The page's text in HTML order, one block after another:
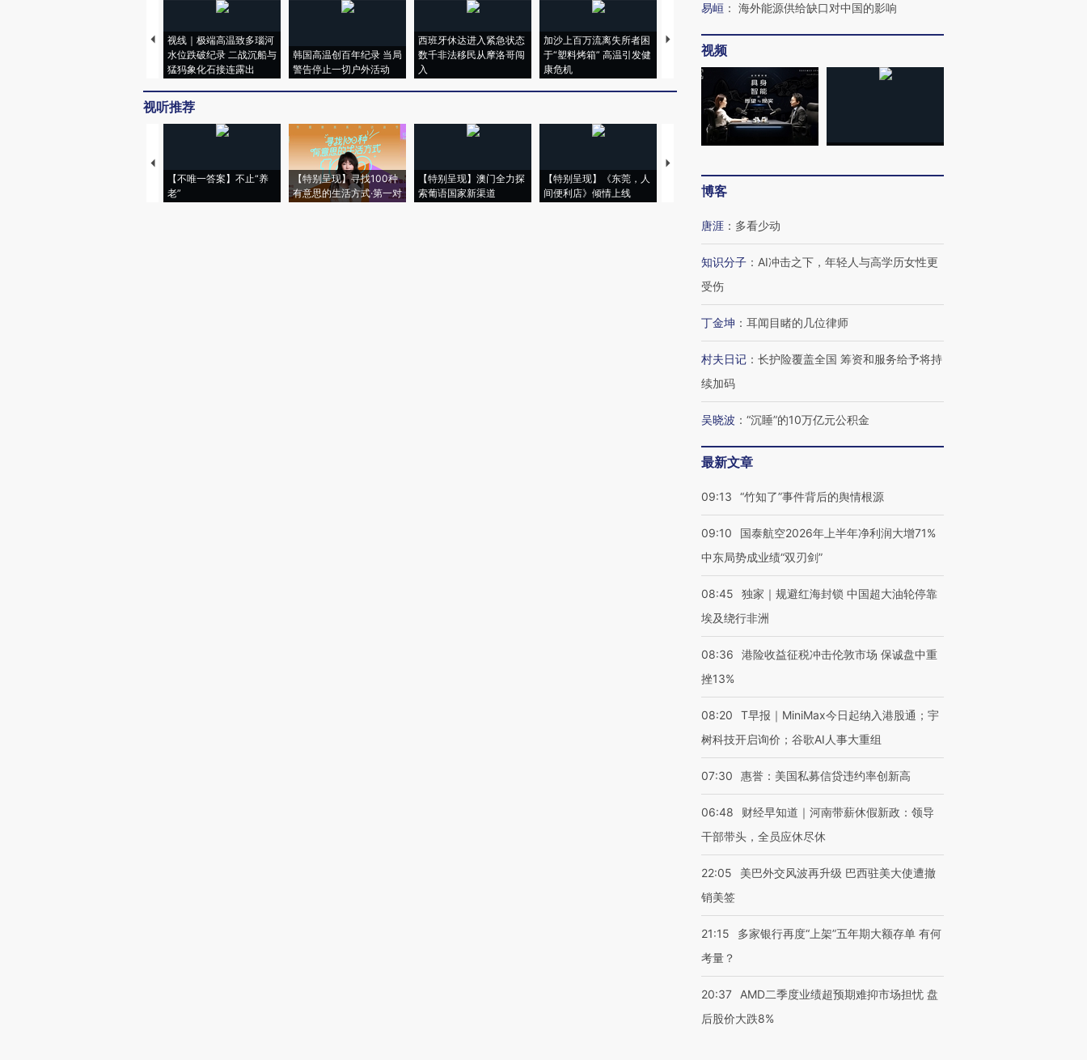
视线｜极端高温致多瑙河
水位跌破纪录 二战沉船与
猛犸象化石接连露出
韩国高温创百年纪录 当局
警告停止一切户外活动
西班牙休达进入紧急状态
数千非法移民从摩洛哥闯
入
加沙上百万流离失所者困
于“塑料烤箱” 高温引发健
康危机
马航飞行员跨国走私7万
粒摇头丸 尿检体内含3种
要防空导弹“救急”
13人遇难
视听推荐
【不唯一答案】不止“养
老”
【特别呈现】寻找100种
有意思的生活方式·第一对
【特别呈现】澳门全力探
索葡语国家新渠道
【特别呈现】《东莞，人
间便利店》倾情上线
【推广】走进第四届链博
会，让数智科技“链”接产
【特别呈现】寻找100种
CFO：不靠规模取胜，华
易峘 ： 海外能源供给缺口对中国的影响
视频
博客
唐涯 ： 多看少动
知识分子 ： AI冲击之下，年轻人与高学历女性更
受伤
丁金坤 ： 耳闻目睹的几位律师
村夫日记 ： 长护险覆盖全国 筹资和服务给予将持
续加码
吴晓波 ： “沉睡”的10万亿元公积金
最新文章
09:13 “竹知了”事件背后的舆情根源
09:10
国泰航空2026年上半年净利润大增71%
中东局势成业绩“双刃剑”
08:45
独家｜规避红海封锁 中国超大油轮停靠
埃及绕行非洲
08:36
港险收益征税冲击伦敦市场 保诚盘中重
挫13%
08:20
T早报｜MiniMax今日起纳入港股通；宇
树科技开启询价；谷歌AI人事大重组
07:30 惠誉：美国私募信贷违约率创新高
06:48
财经早知道｜河南带薪休假新政：领导
干部带头，全员应休尽休
22:05
美巴外交风波再升级 巴西驻美大使遭撤
销美签
21:15
多家银行再度“上架”五年期大额存单 有何
考量？
20:37
AMD二季度业绩超预期难抑市场担忧 盘
后股价大跌8%